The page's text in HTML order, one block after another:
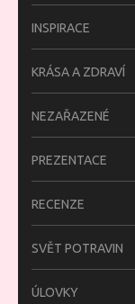
INSPIRACE
KRÁSA A ZDRAVÍ
NEZAŘAZENÉ
PREZENTACE
RECENZE
SVĚT POTRAVIN
ÚLOVKY